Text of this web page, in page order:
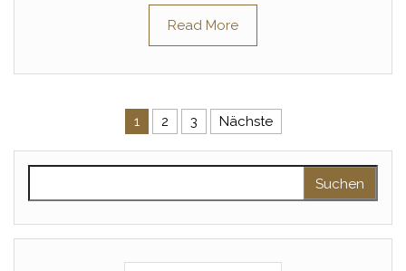
Read More
Seitennummerierung der
1 2 3 Nächste